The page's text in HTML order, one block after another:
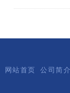
网站首页 公司简